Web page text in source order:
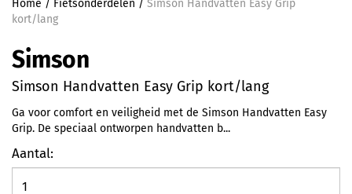
Home / Fietsonderdelen / Simson Handvatten Easy Grip
kort/lang
Simson
Simson Handvatten Easy Grip kort/lang
Ga voor comfort en veiligheid met de Simson Handvatten Easy
Grip. De speciaal ontworpen handvatten b...
Aantal: